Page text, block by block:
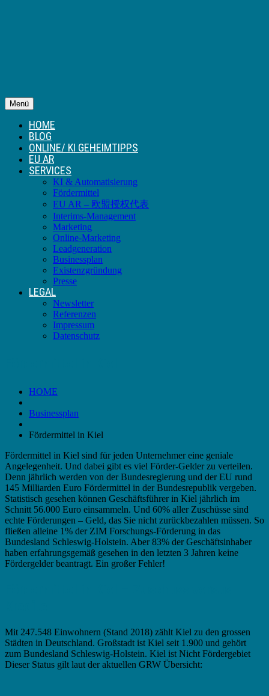
Menü
HOME
BLOG
ONLINE/ KI GEHEIMTIPPS
EU AR
SERVICES
KI & Automatisierung
Fördermittel
EU AR – 欧盟授权代表
Interims-Management
Marketing
Online-Marketing
Leadgeneration
Businessplan
Existenzgründung
Presse
LEGAL
Newsletter
Referenzen
Impressum
Datenschutz
HOME
Businessplan
Fördermittel in Kiel
Fördermittel in Kiel sind für jeden Unternehmer eine geniale
Angelegenheit. Und dabei gibt es viel Förder-Gelder zu verteilen.
Denn jährlich werden von der Bundesregierung und der EU rund
145 Milliarden Euro Fördermittel in der Bundesrepublik vergeben.
Statistisch gesehen können Geschäftsführer in Kiel jährlich im
Schnitt 56.000 Euro einsammeln. Und 60% aller Zuschüsse sind
echte Förderungen – Geld, das Sie nicht zurückbezahlen müssen. So
fließen alleine 1% der ZIM Forschungs-Förderung in das
Bundesland Schleswig-Holstein. Aber 83% der Geschäftsinhaber
haben erfahrungsgemäß gesehen in den letzten 3 Jahren keine
Fördergelder beantragt. Ein großer Fehler!
Mit 247.548 Einwohnern (Stand 2018) zählt Kiel zu den grossen
Städten in Deutschland. Großstadt ist Kiel seit 1.900 und gehört
zum Bundesland Schleswig-Holstein. Kiel ist Nicht Fördergebiet
Dieser Status gilt laut der aktuellen GRW Übersicht: